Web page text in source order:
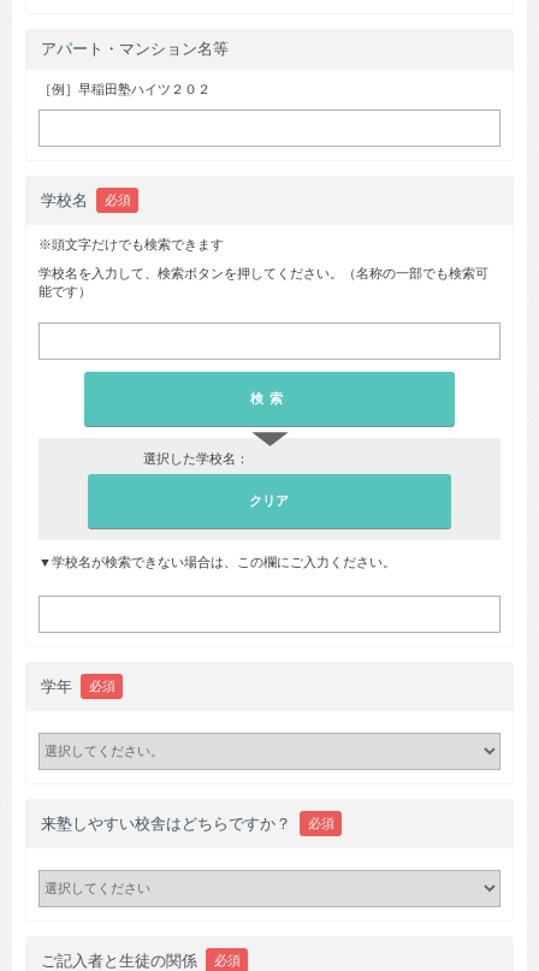
アパート・マンション名等
［例］早稲田塾ハイツ２０２
学校名 必須
※頭文字だけでも検索できます
学校名を入力して、検索ボタンを押してください。（名称の一部でも検索可
能です）
選択した学校名：
▼学校名が検索できない場合は、この欄にご入力ください。
学年 必須
来塾しやすい校舎はどちらですか？ 必須
ご記入者と生徒の関係 必須